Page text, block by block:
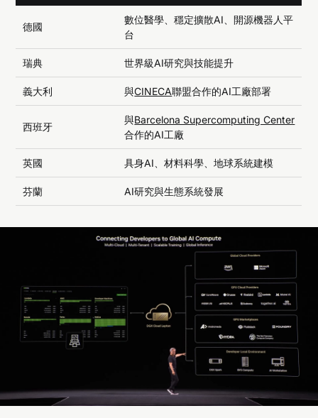
德國
數位醫學、穩定擴散AI、開源機器人平
台
瑞典 世界級AI研究與技能提升
義大利 與CINECA聯盟合作的AI工廠部署
西班牙
與Barcelona Supercomputing Center
合作的AI工廠
英國 具身AI、材料科學、地球系統建模
芬蘭 AI研究與生態系統發展